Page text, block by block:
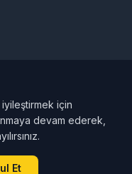
için
devam ederek,
Et